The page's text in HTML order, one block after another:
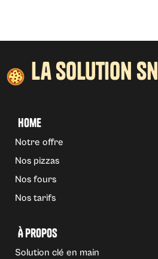
la solution
Home
Notre offre
Nos pizzas
Nos fours
Nos tarifs
À propos
Solution clé en main